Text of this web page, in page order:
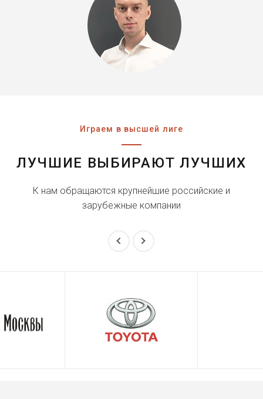
Играем в высшей лиге
ЛУЧШИЕ ВЫБИРАЮТ ЛУЧШИХ
К нам обращаются крупнейшие российские и
зарубежные компании